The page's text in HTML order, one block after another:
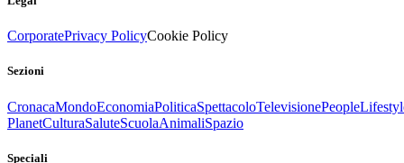
CorporatePrivacy PolicyCookie Policy
Sezioni
CronacaMondoEconomiaPoliticaSpettacoloTelevisionePeople
PlanetCulturaSaluteScuolaAnimaliSpazio
Speciali